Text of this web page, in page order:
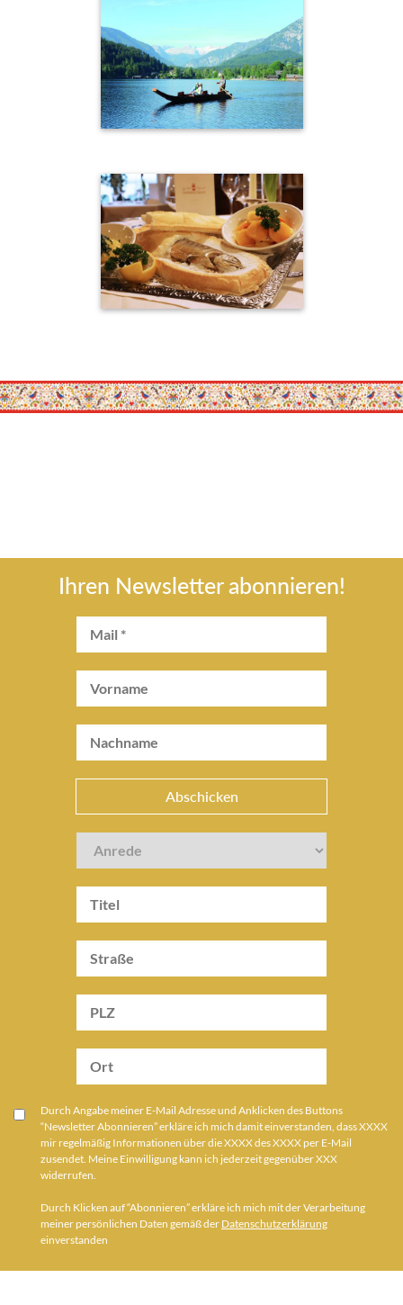
Ihren Newsletter abonnieren!
Durch Angabe meiner E-Mail Adresse und Anklicken des Buttons
“Newsletter Abonnieren” erkläre ich mich damit einverstanden, dass XXXX
mir regelmäßig Informationen über die XXXX des XXXX per E-Mail
zusendet. Meine Einwilligung kann ich jederzeit gegenüber XXX
widerrufen.
Durch Klicken auf “Abonnieren” erkläre ich mich mit der Verarbeitung
meiner persönlichen Daten gemäß der Datenschutzerklärung
einverstanden
Abschicken